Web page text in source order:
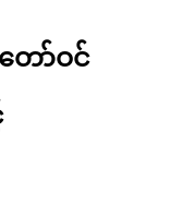
ော်ဝင်